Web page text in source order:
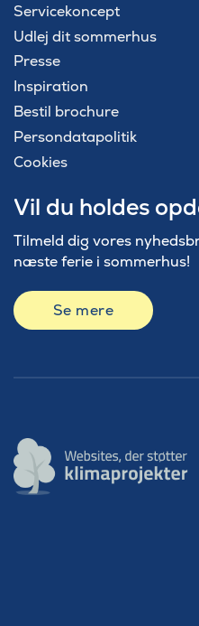
Servicekoncept
Udlej dit sommerhus
Presse
Inspiration
Bestil brochure
Persondatapolitik
Cookies
Vil du holdes
Tilmeld dig vores
næste ferie i sommerhus!
Se mere